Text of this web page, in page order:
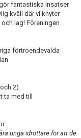
fantastiska insatser
kväll där vi knyter
lag! Föreningen
förtroendevalda
2)
ta med till
unga idrottare för att de